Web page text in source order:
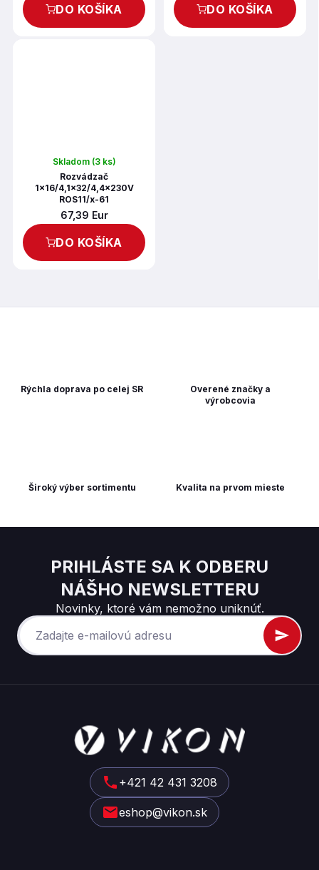
DO KOŠÍKA DO KOŠÍKA
Skladom (3 ks)
Rozvádzač
1x16/4,1x32/4,4x230V
ROS11/x-61
67,39 Eur
DO KOŠÍKA
Kvalita na prvom mieste
Overené značky a
výrobcovia
Rýchla doprava po celej SR
Široký výber sortimentu
PRIHLÁSTE SA K ODBERU
NÁŠHO NEWSLETTERU
Novinky, ktoré vám nemožno uniknúť.
+421 42 431 3208
eshop@vikon.sk